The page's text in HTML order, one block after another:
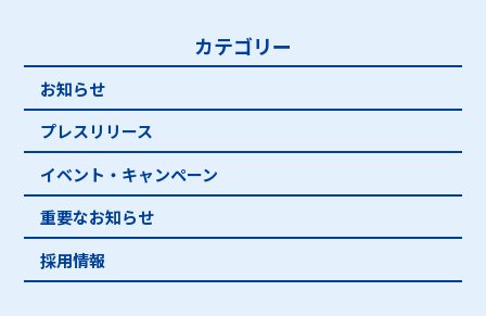
カテゴリー
お知らせ
プレスリリース
イベント・キャンペーン
重要なお知らせ
採用情報